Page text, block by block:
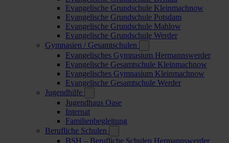
Evangelische Grundschule Kleinmachnow
Evangelische Grundschule Potsdam
Evangelische Grundschule Mahlow
Evangelische Grundschule Werder
Gymnasien / Gesamtschulen
Evangelisches Gymnasium Hermannswerder
Evangelische Gesamtschule Kleinmachnow
Evangelisches Gymnasium Kleinmachnow
Evangelische Gesamtschule Werder
Jugendhilfe
Jugendhaus Oase
Internat
Familienbegleitung
Berufliche Schulen
BSH – Berufliche Schulen Hermannswerder